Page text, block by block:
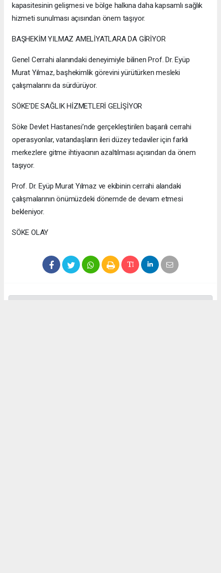
kapasitesinin gelişmesi ve bölge halkına daha kapsamlı sağlık
hizmeti sunulması açısından önem taşıyor.
BAŞHEKİM YILMAZ AMELİYATLARA DA GİRİYOR
Genel Cerrahi alanındaki deneyimiyle bilinen Prof. Dr. Eyüp
Murat Yılmaz, başhekimlik görevini yürütürken mesleki
çalışmalarını da sürdürüyor.
SÖKE’DE SAĞLIK HİZMETLERİ GELİŞİYOR
Söke Devlet Hastanesi’nde gerçekleştirilen başarılı cerrahi
operasyonlar, vatandaşların ileri düzey tedaviler için farklı
merkezlere gitme ihtiyacının azaltılması açısından da önem
taşıyor.
Prof. Dr. Eyüp Murat Yılmaz ve ekibinin cerrahi alandaki
çalışmalarının önümüzdeki dönemde de devam etmesi
bekleniyor.
SÖKE OLAY